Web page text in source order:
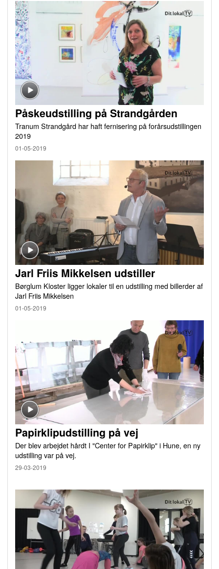
Påskeudstilling på Strandgården
Tranum Strandgård har haft fernisering på forårsudstillingen
2019
01-05-2019
Jarl Friis Mikkelsen udstiller
Børglum Kloster ligger lokaler til en udstilling med billerder af
Jarl Friis Mikkelsen
01-05-2019
Papirklipudstilling på vej
Der blev arbejdet hårdt I "Center for Papirklip" i Hune, en ny
udstilling var på vej.
29-03-2019